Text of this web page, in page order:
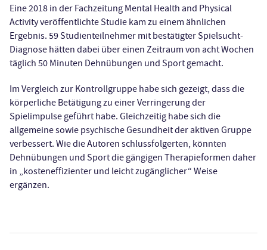
Eine 2018 in der Fachzeitung Mental Health and Physical
Activity veröffentlichte Studie kam zu einem ähnlichen
Ergebnis. 59 Studienteilnehmer mit bestätigter Spielsucht-
Diagnose hätten dabei über einen Zeitraum von acht Wochen
täglich 50 Minuten Dehnübungen und Sport gemacht.
Im Vergleich zur Kontrollgruppe habe sich gezeigt, dass die
körperliche Betätigung zu einer Verringerung der
Spielimpulse geführt habe. Gleichzeitig habe sich die
allgemeine sowie psychische Gesundheit der aktiven Gruppe
verbessert. Wie die Autoren schlussfolgerten, könnten
Dehnübungen und Sport die gängigen Therapieformen daher
in „kosteneffizienter und leicht zugänglicher“ Weise
ergänzen.